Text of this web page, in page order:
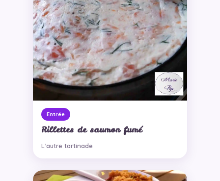
Entrée
Rillettes de saumon fumé
L’autre tartinade